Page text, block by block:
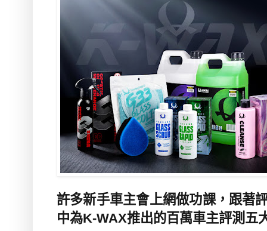
許多新手車主會上網做功課，跟著
中為K-WAX推出的百萬車主評測五